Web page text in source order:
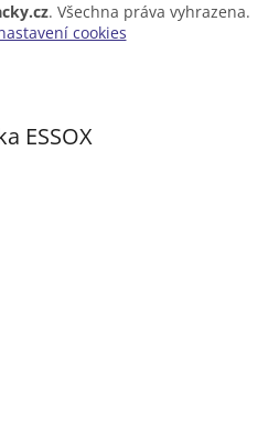
. Všechna práva vyhrazena.
cookies
ESSOX